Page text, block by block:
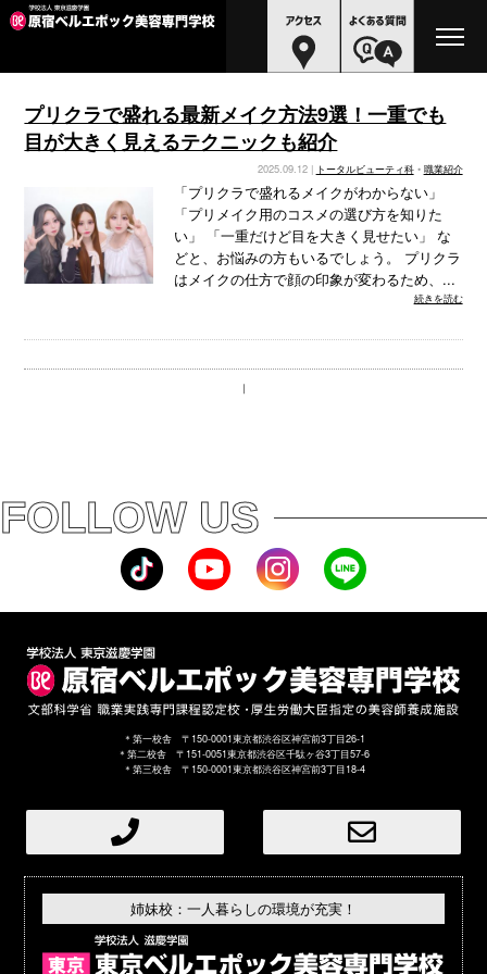
プリクラで盛れる最新メイク方法9選！一重でも
目が大きく見えるテクニックも紹介
2025.09.12 | トータルビューティ科• 職業紹介
「プリクラで盛れるメイクがわからない」
「プリメイク用のコスメの選び方を知りた
い」 「一重だけど目を大きく見せたい」 な
どと、お悩みの方もいるでしょう。 プリクラ
はメイクの仕方で顔の印象が変わるため、...
続きを読む
｜
FOLLOW US
＊第一校舎 〒150-0001東京都渋谷区神宮前3丁目26-1
＊第二校舎 〒151-0051東京都渋谷区千駄ヶ谷3丁目57-6
＊第三校舎 〒150-0001東京都渋谷区神宮前3丁目18-4
姉妹校：一人暮らしの環境が充実！